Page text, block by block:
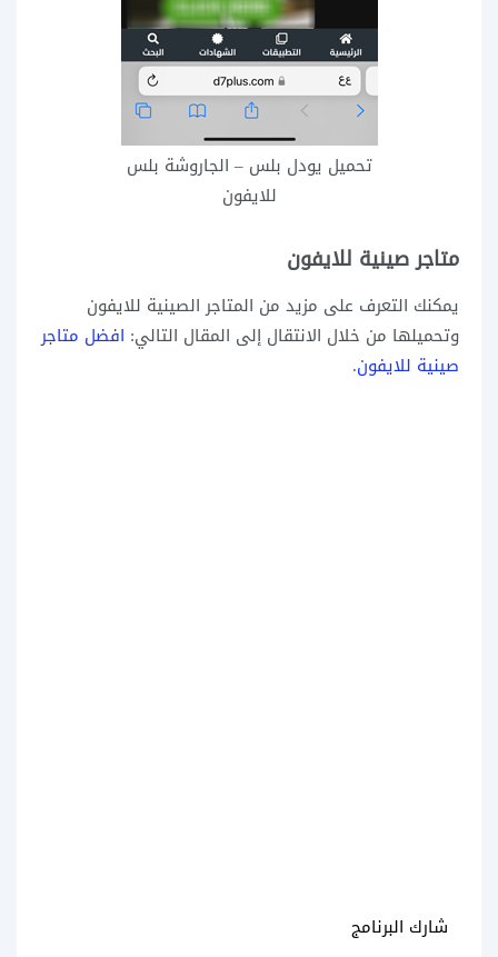
تحميل يودل بلس – الجاروشة بلس
للايفون
متاجر صينية للايفون
يمكنك التعرف على مزيد من المتاجر الصينية للايفون
وتحميلها من خلال الانتقال إلى المقال التالي: افضل متاجر
صينية للايفون.
شارك البرنامج